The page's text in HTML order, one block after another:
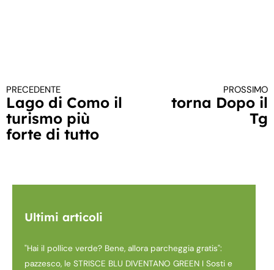
Continua a leggere
PRECEDENTE
Lago di Como il
turismo più
forte di tutto
PROSSIMO
torna Dopo il
Tg
Ultimi articoli
"Hai il pollice verde? Bene, allora parcheggia gratis":
pazzesco, le STRISCE BLU DIVENTANO GREEN I Sosti e